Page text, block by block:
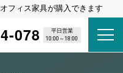
フィス家具が購入できます
078
平日営業
10:00～18:00